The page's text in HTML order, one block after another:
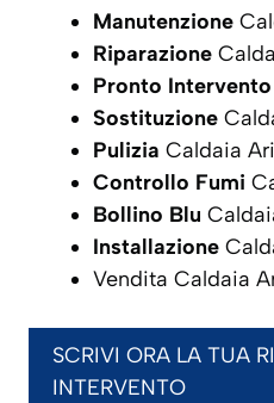
Manutenzione
Riparazione
Pronto Intervento
Sostituzione
Pulizia Caldaia
Controllo Fumi
Bollino Blu
Installazione
Vendita Caldaia
SCRIVI ORA LA TUA
INTERVENTO